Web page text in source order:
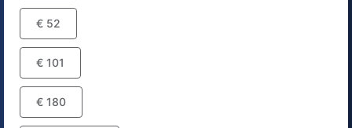
€ 52
€ 101
€ 180